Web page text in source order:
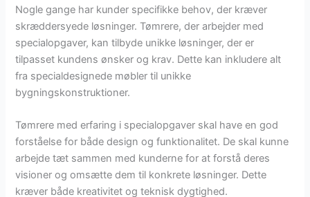
Nogle gange har kunder specifikke behov, der kræver
skræddersyede løsninger. Tømrere, der arbejder med
specialopgaver, kan tilbyde unikke løsninger, der er
tilpasset kundens ønsker og krav. Dette kan inkludere alt
fra specialdesignede møbler til unikke
bygningskonstruktioner.
Tømrere med erfaring i specialopgaver skal have en god
forståelse for både design og funktionalitet. De skal kunne
arbejde tæt sammen med kunderne for at forstå deres
visioner og omsætte dem til konkrete løsninger. Dette
kræver både kreativitet og teknisk dygtighed.